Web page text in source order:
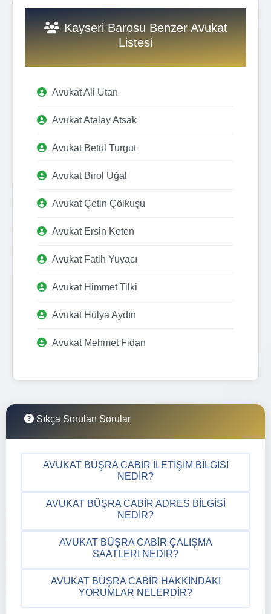
Kayseri Barosu Benzer Avukat
Listesi
Avukat Ali Utan
Avukat Atalay Atsak
Avukat Betül Turgut
Avukat Birol Uğal
Avukat Çetin Çölkuşu
Avukat Ersin Keten
Avukat Fatih Yuvacı
Avukat Himmet Tilki
Avukat Hülya Aydın
Avukat Mehmet Fidan
Sıkça Sorulan Sorular
AVUKAT BÜŞRA CABIR İLETIŞIM BILGISI
NEDIR?
AVUKAT BÜŞRA CABIR ADRES BILGISI
NEDIR?
AVUKAT BÜŞRA CABIR ÇALIŞMA
SAATLERI NEDIR?
AVUKAT BÜŞRA CABIR HAKKINDAKI
YORUMLAR NELERDIR?